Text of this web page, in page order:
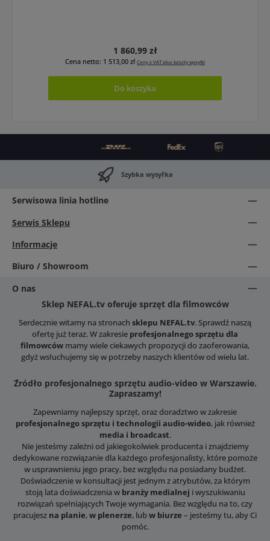
Cena regularna:
1 860,99 zł
Cena netto: 1 513,00 zł Ceny z VAT plus koszty wysyłki
Do koszyka
Szybka wysyłka
Serwisowa linia hotline
Serwis Sklepu
Informacje
Biuro / Showroom
O nas
Sklep NEFAL.tv oferuje sprzęt dla filmowców
Serdecznie witamy na stronach sklepu NEFAL.tv. Sprawdź naszą
ofertę już teraz. W zakresie profesjonalnego sprzętu dla
filmowców mamy wiele ciekawych propozycji do zaoferowania,
gdyż wsłuchujemy się w potrzeby naszych klientów od wielu lat.
Źródło profesjonalnego sprzętu audio-video w Warszawie.
Zapraszamy!
Zapewniamy najlepszy sprzęt, oraz doradztwo w zakresie
profesjonalnego sprzętu i technologii audio-wideo, jak również
media i broadcast.
Nie jesteśmy zależni od jakiegokolwiek producenta i znajdziemy
dedykowane rozwiązanie dla każdego profesjonalisty, które pomoże
w usprawnieniu jego pracy, bez względu na posiadany budżet.
Doświadczenie w konsultacji jest jednym z atrybutów, za którym
stoją lata doświadczenia w branży medialnej i wyszukiwaniu
rozwiązań spełniających Twoje wymagania. Bez względu na to, czy
pracujesz na planie,w plenerze, lubw biurze – jesteśmy tu, aby Ci
pomóc.